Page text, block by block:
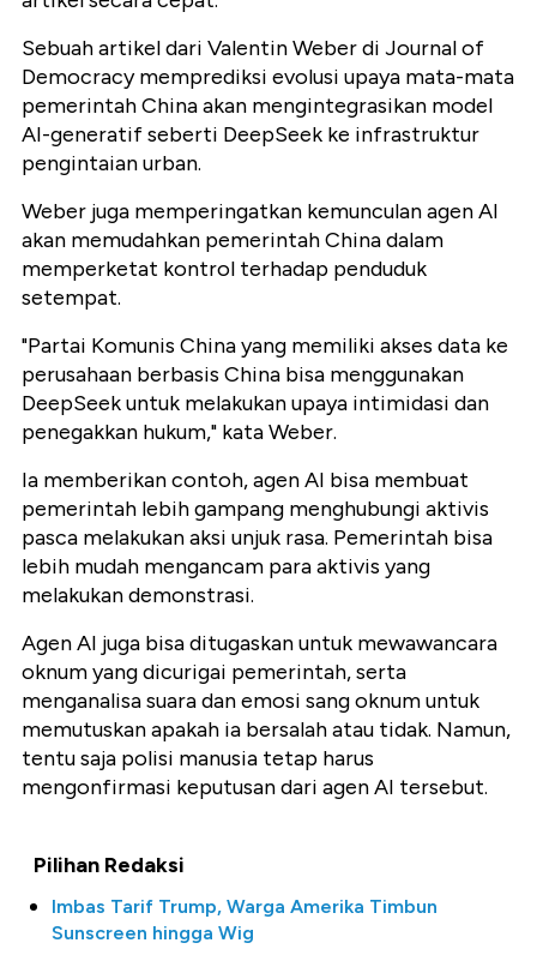
Sebuah artikel dari Valentin Weber di Journal of
Democracy memprediksi evolusi upaya mata-mata
pemerintah China akan mengintegrasikan model
AI-generatif seberti DeepSeek ke infrastruktur
pengintaian urban.
Weber juga memperingatkan kemunculan agen AI
akan memudahkan pemerintah China dalam
memperketat kontrol terhadap penduduk
setempat.
"Partai Komunis China yang memiliki akses data ke
perusahaan berbasis China bisa menggunakan
DeepSeek untuk melakukan upaya intimidasi dan
penegakkan hukum," kata Weber.
Ia memberikan contoh, agen AI bisa membuat
pemerintah lebih gampang menghubungi aktivis
pasca melakukan aksi unjuk rasa. Pemerintah bisa
lebih mudah mengancam para aktivis yang
melakukan demonstrasi.
Agen AI juga bisa ditugaskan untuk mewawancara
oknum yang dicurigai pemerintah, serta
menganalisa suara dan emosi sang oknum untuk
memutuskan apakah ia bersalah atau tidak. Namun,
tentu saja polisi manusia tetap harus
mengonfirmasi keputusan dari agen AI tersebut.
Pilihan Redaksi
Imbas Tarif Trump, Warga Amerika Timbun
Sunscreen hingga Wig